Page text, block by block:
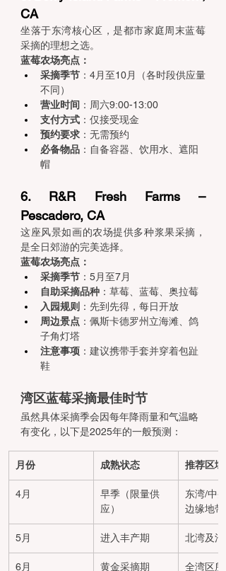
CA
坐落于东湾核心区，是都市家庭周末蓝莓
采摘的理想之选。
蓝莓农场亮点：
采摘季节 ：4月至10月（各时段供应量
不同）
营业时间 ：周六9:00-13:00
支付方式 ：仅接受现金
预约要求 ：无需预约
必备物品 ：自备容器、饮用水、遮阳
帽
6. R&R Fresh Farms –
Pescadero, CA
这座风景如画的农场提供多种浆果采摘，
是全日郊游的完美选择。
蓝莓农场亮点：
采摘季节 ：5月至7月
自助采摘品种 ：草莓、蓝莓、奥拉莓
入园规则 ：先到先得，每日开放
周边景点 ：佩斯卡德罗州立海滩、鸽
子角灯塔
注意事项 ：建议携带手套并穿着包趾
鞋
湾区蓝莓采摘最佳时节
虽然具体采摘季会因每年降雨量和气温略
有变化，以下是2025年的一般预测：
月份 成熟状态 推荐区域
4月
早季（限量供
应）
东湾/中央
边缘地带
5月 进入丰产期 北湾及沿
6月 黄金采摘期 全湾区所